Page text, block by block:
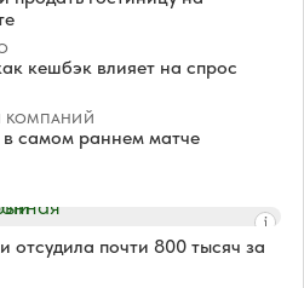
кешбэк влияет на спрос
КОМПАНИЙ
самом раннем матче
отсудила почти 800 тысяч за